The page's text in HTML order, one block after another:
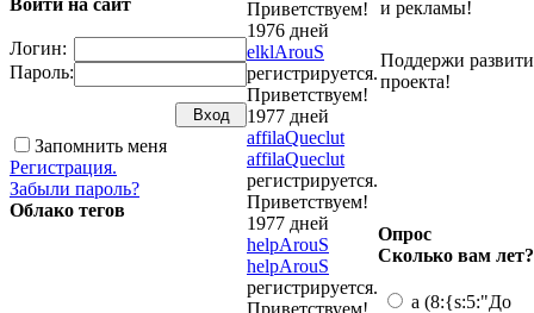
Войти на сайт
Логин:
Пароль:
Запомнить меня
Регистрация.
Забыли пароль?
Облако тегов
Приветствуем!
1976 дней
elklArouS
регистрируется.
Приветствуем!
1977 дней
affilaQueclut
affilaQueclut
регистрируется.
Приветствуем!
1977 дней
helpArouS
helpArouS
регистрируется.
Приветствуем!
и рекламы!
Поддержи
проекта!
Опрос
Сколько вам лет?
a (8:{s:5:"До